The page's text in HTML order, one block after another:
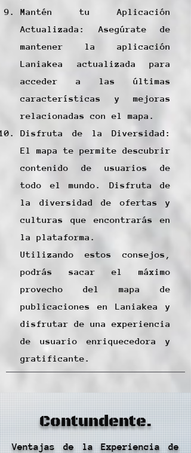
Mantén tu Aplicación
Actualizada: Asegúrate de
mantener la aplicación
Laniakea actualizada para
acceder a las últimas
características y mejoras
relacionadas con el mapa.
Disfruta de la Diversidad:
El mapa te permite descubrir
contenido de usuarios de
todo el mundo. Disfruta de
la diversidad de ofertas y
culturas que encontrarás en
la plataforma.
Utilizando estos consejos,
podrás sacar el máximo
provecho del mapa de
publicaciones en Laniakea y
disfrutar de una experiencia
de usuario enriquecedora y
gratificante.
Contundente.
Ventajas de la Experiencia de